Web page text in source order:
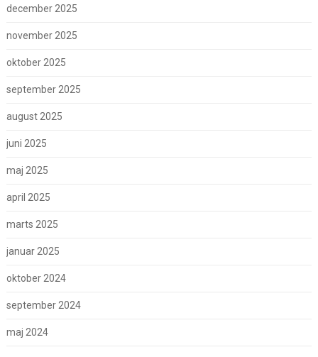
december 2025
november 2025
oktober 2025
september 2025
august 2025
juni 2025
maj 2025
april 2025
marts 2025
januar 2025
oktober 2024
september 2024
maj 2024